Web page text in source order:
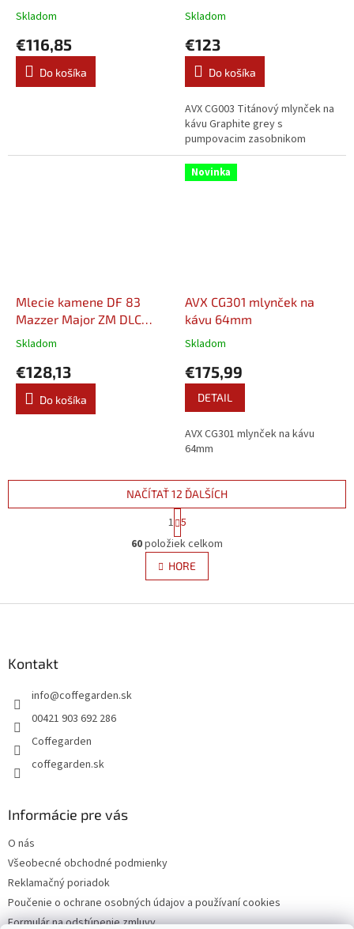
Burr Ø 83 mm
Skladom
€116,85
Do košíka
Grey s pumpovacím
Skladom
€123
Do košíka
AVX CG003 Titánový mlynček na
kávu Graphite grey s
pumpovacim zasobnikom
Mlecie kamene DF 83
Mazzer Major ZM DLC
Filter 83mm
Skladom
€128,13
Do košíka
Novinka
AVX CG301 mlynček na
kávu 64mm
Skladom
€175,99
DETAIL
AVX CG301 mlynček na kávu
64mm
O
v
l
á
NAČÍTAŤ 12 ĎALŠÍCH
t
r
á
n
k
v
1 5
60položiek celkom
HORE
Kontakt
info@coffegarden.sk
00421 903 692 286
Coffegarden
coffegarden.sk
Informácie pre vás
O nás
Všeobecné obchodné podmienky
Reklamačný poriadok
Poučenie o ochrane osobných údajov a používaní cookies
Formulár na odstúpenie zmluvy